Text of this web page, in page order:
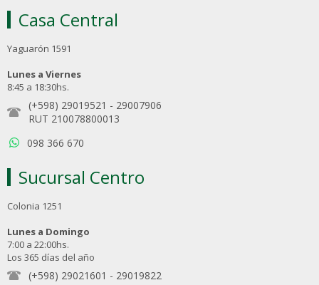
Casa Central
Yaguarón 1591
Lunes a Viernes
8:45 a 18:30hs.
(+598) 29019521 - 29007906
RUT 210078800013
098 366 670
Sucursal Centro
Colonia 1251
Lunes a Domingo
7:00 a 22:00hs.
Los 365 días del año
(+598) 29021601 - 29019822